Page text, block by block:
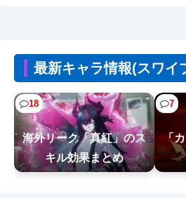
稿して叩かれるｗｗｗｗ
【悲報】学歴系YouTuber、
ので仲間に助けてもらうしか
例のダンスアニメ、ヤバす
【悲報】日本の盆踊り文化
るWWW
最新キャラ情報(スワイ
18
海外リーク「真紅」のス
キル効果まとめ
7
「